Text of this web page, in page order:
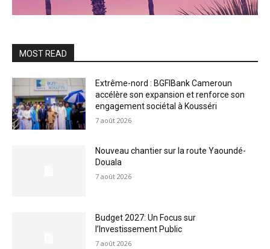
MOST READ
Extrême-nord : BGFIBank Cameroun
accélère son expansion et renforce son
engagement sociétal à Kousséri
7 août 2026
Nouveau chantier sur la route Yaoundé-
Douala
7 août 2026
Budget 2027: Un Focus sur
l’Investissement Public
7 août 2026